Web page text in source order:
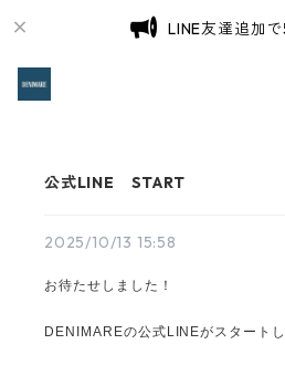
LINE友達追加
公式LINE START
2025/10/13 15:58
お待たせしました！
DENIMAREの公式LINEがスタートし